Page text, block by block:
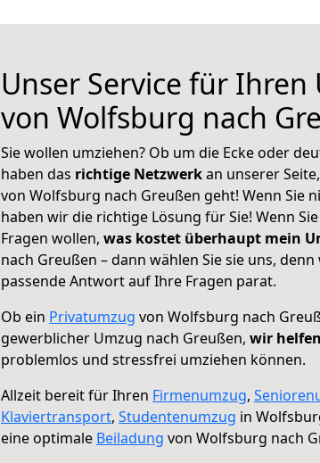
Unser Service für Ihren
von Wolfsburg nach
Sie wollen umziehen? Ob um die Ecke oder
haben das richtige Netzwerkan unserer
von Wolfsburg nach Greußen geht! Wenn Sie
haben wir die richtige Lösung für Sie! Wenn
Fragen wollen, was kostet überhaupt mein
nach Greußen – dann wählen Sie sie uns,
passende Antwort auf Ihre Fragen parat.
Ob ein Privatumzug von Wolfsburg nach
gewerblicher Umzug nach Greußen, wir helfen
problemlos und stressfrei umziehen können.
Allzeit bereit für Ihren Firmenumzug,
Klaviertransport, Studentenumzug in
eine optimale Beiladung von Wolfsburg nach